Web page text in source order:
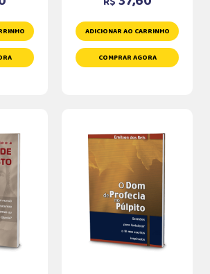
ADICIONAR AO CARRINHO
COMPRAR AGORA